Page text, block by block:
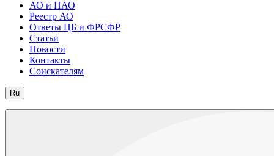
АО и ПАО
Реестр АО
Ответы ЦБ и ФРСФР
Статьи
Новости
Контакты
Соискателям
Ru